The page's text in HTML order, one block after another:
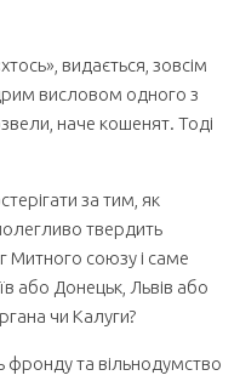
видається, зовсім
висловом одного з
наче кошенят. Тоді
за тим, як
твердить
Митного союзу і саме
або Донецьк, Львів або
чи Калуги?
фронду та вільнодумство